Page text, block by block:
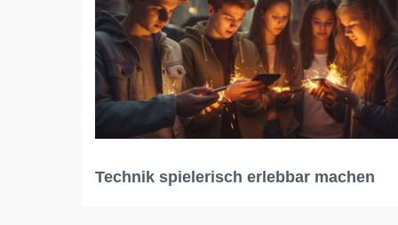
Technik spielerisch erlebbar machen